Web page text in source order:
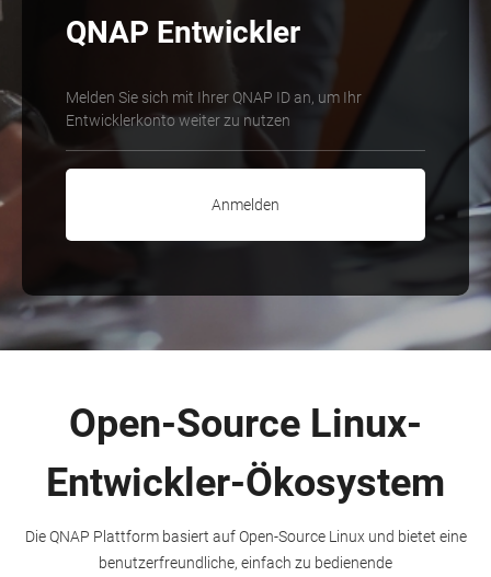
QNAP Entwickler
Melden Sie sich mit Ihrer QNAP ID an, um Ihr
Entwicklerkonto weiter zu nutzen
Anmelden
Open-Source Linux-
Entwickler-Ökosystem
Die QNAP Plattform basiert auf Open-Source Linux und bietet eine
benutzerfreundliche, einfach zu bedienende